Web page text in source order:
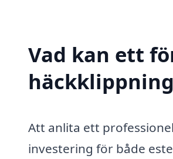
Vad kan ett
Att anlita ett
investering för både